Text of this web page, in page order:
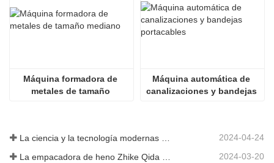
Máquina formadora de
metales de tamaño
Máquina automática de
canalizaciones y bandejas
2024-04-24
La empacadora de heno Zhike Qida debutó en la exposición de maquinaria agrícola de Heilongjiang 2024-03-20